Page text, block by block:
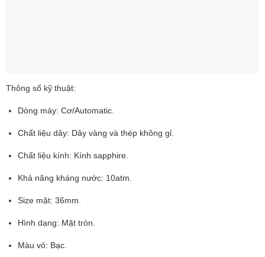
Thông số kỹ thuật:
Dòng máy: Cơ/Automatic.
Chất liệu dây: Dây vàng và thép không gỉ.
Chất liệu kính: Kính sapphire.
Khả năng kháng nước: 10atm.
Size mặt: 36mm.
Hình dạng: Mặt tròn.
Màu vỏ: Bạc.